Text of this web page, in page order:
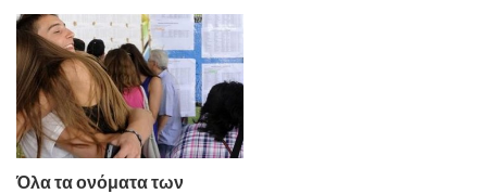
Όλα τα ονόματα των